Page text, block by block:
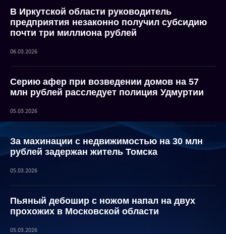
В Иркутской области руководитель
предприятия незаконно получил субсидию
почти три миллиона рублей
06.03.2026
Серию афер при возведении домов на 57
млн рублей расследует полиция Удмуртии
05.03.2026
За махинации с недвижимостью на 30 млн
рублей задержан житель Томска
05.03.2026
Пьяный дебошир с ножом напал на двух
прохожих в Московской области
05.03.2026